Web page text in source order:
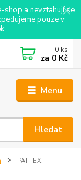
shop a nevztahují se
pouze v
Menu
Hledat
0 ks
za 0 Kč
PATTEX-